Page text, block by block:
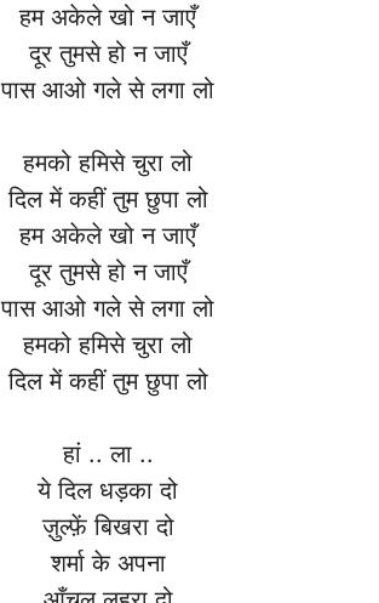
हम अकेले खो न जाएँ
दूर तुमसे हो न जाएँ
पास आओ गले से लगा लो
हमको हमिसे चुरा लो
दिल में कहीं तुम छुपा लो
हम अकेले खो न जाएँ
दूर तुमसे हो न जाएँ
पास आओ गले से लगा लो
हमको हमिसे चुरा लो
दिल में कहीं तुम छुपा लो
हां .. ला ..
ये दिल धड़का दो
ज़ुल्फ़ें बिखरा दो
शर्मा के अपना